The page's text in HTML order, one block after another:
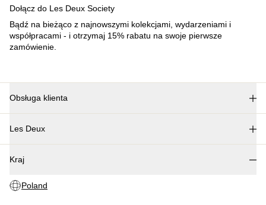
Obsługa klienta
Kontakt
Procedura zwrotu
Les Deux
Nasza odpowiedzialność
Partner Platform
Kraj
Poland
Dołącz do Les Deux Society
Bądź na bieżąco z najnowszymi kolekcjami, wydarzeniami i
współpracami - i otrzymaj 15% rabatu na swoje pierwsze
zamówienie.